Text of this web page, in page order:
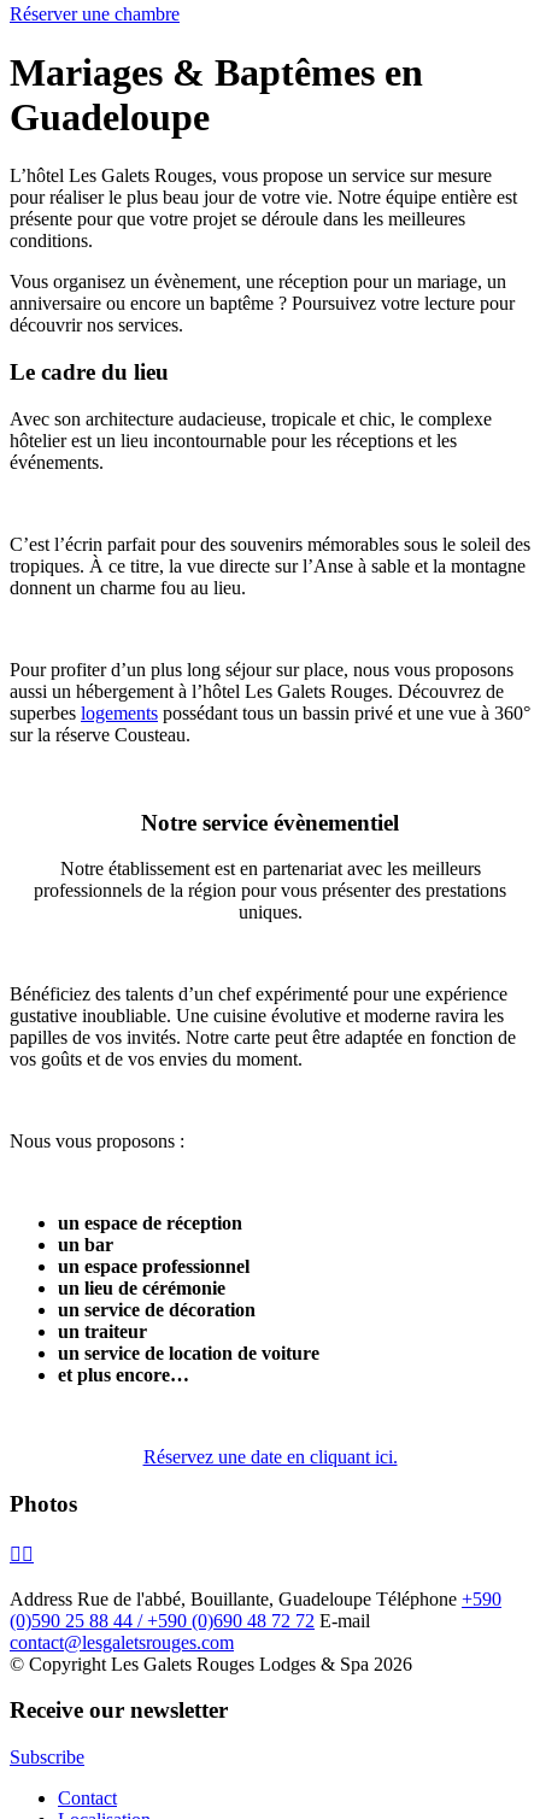
Réserver une chambre
Mariages & Baptêmes en
Guadeloupe
L’hôtel Les Galets Rouges, vous propose un service sur mesure
pour réaliser le plus beau jour de votre vie. Notre équipe entière est
présente pour que votre projet se déroule dans les meilleures
conditions.
Vous organisez un évènement, une réception pour un mariage, un
anniversaire ou encore un baptême ? Poursuivez votre lecture pour
découvrir nos services.
Le cadre du lieu
Avec son architecture audacieuse, tropicale et chic, le complexe
hôtelier est un lieu incontournable pour les réceptions et les
événements.
C’est l’écrin parfait pour des souvenirs mémorables sous le soleil des
tropiques. À ce titre, la vue directe sur l’Anse à sable et la montagne
donnent un charme fou au lieu.
Pour profiter d’un plus long séjour sur place, nous vous proposons
aussi un hébergement à l’hôtel Les Galets Rouges. Découvrez de
superbes logements possédant tous un bassin privé et une vue à 360°
sur la réserve Cousteau.
Notre service évènementiel
Notre établissement est en partenariat avec les meilleurs
professionnels de la région pour vous présenter des prestations
uniques.
Bénéficiez des talents d’un chef expérimenté pour une expérience
gustative inoubliable. Une cuisine évolutive et moderne ravira les
papilles de vos invités. Notre carte peut être adaptée en fonction de
vos goûts et de vos envies du moment.
Nous vous proposons :
un espace de réception
un bar
un espace professionnel
un lieu de cérémonie
un service de décoration
un traiteur
un service de location de voiture
et plus encore…
Réservez une date en cliquant ici.
Photos
Address Rue de l'abbé, Bouillante, Guadeloupe Téléphone +590
(0)590 25 88 44 / +590 (0)690 48 72 72 E-mail
contact@lesgaletsrouges.com
© Copyright Les Galets Rouges Lodges & Spa 2026
Receive our newsletter
Subscribe
Contact